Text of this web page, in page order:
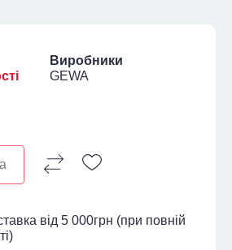
Виробники
GEWA
від 5 000грн (при повній